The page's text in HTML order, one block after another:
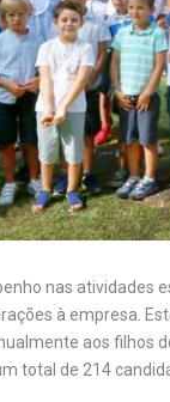
nas atividades
à empresa.
aos filhos
total de 214